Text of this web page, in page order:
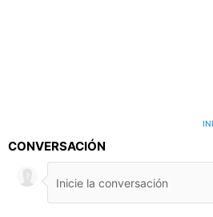
CONVERSACIÓN